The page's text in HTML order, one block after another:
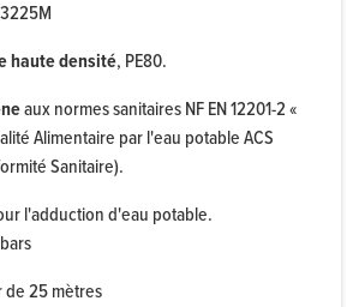
haute densité, PE80.
aux normes sanitaires NF EN 12201-2 «
Alimentaire par l'eau potable ACS
Sanitaire).
l'adduction d'eau potable.
25 mètres